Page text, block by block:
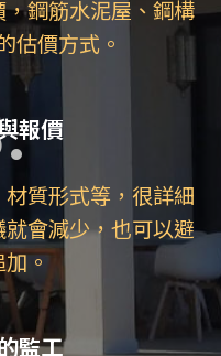
鋼筋水泥屋、鋼構
估價方式。
報價
質形式等，很詳細
會減少，也可以避
加。
監工